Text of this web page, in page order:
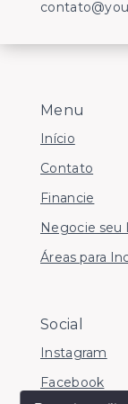
Menu
Início
Contato
Financie
Negocie seu
Áreas para
Social
Instagram
Facebook